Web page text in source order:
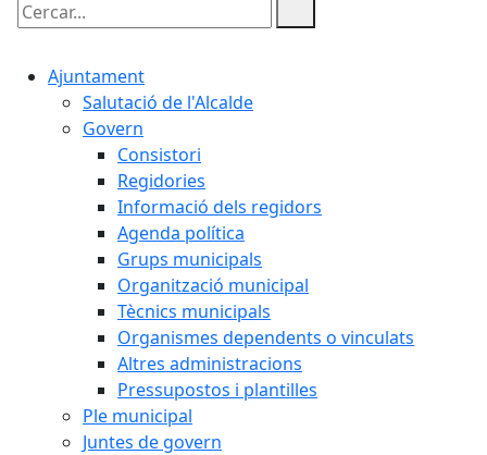
Cercar:
Ajuntament
Salutació de l'Alcalde
Govern
Consistori
Regidories
Informació dels regidors
Agenda política
Grups municipals
Organització municipal
Tècnics municipals
Organismes dependents o vinculats
Altres administracions
Pressupostos i plantilles
Ple municipal
Juntes de govern